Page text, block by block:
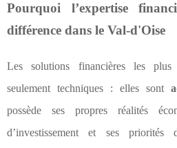
Pourquoi l’expertise
différence dans le Val-d'Oise
Les solutions financières les
seulement techniques : elles sont
possède ses propres réalités
d’investissement et ses priorités